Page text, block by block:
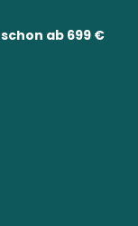
schon ab 699 €